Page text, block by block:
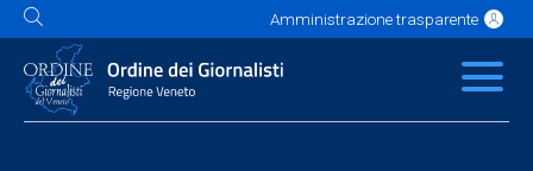
Amministrazione trasparente
L'Ordine News Servizi Albo
Contatti Link utili